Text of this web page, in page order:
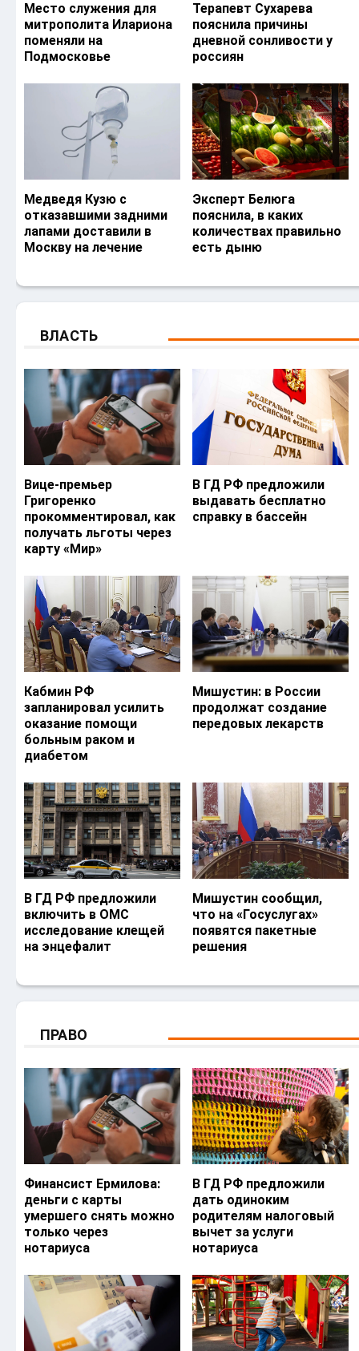
Место служения для
митрополита Илариона
поменяли на
Подмосковье
Терапевт Сухарева
пояснила причины
дневной сонливости у
россиян
Медведя Кузю с
отказавшими задними
лапами доставили в
Москву на лечение
Эксперт Белюга
пояснила, в каких
количествах правильно
есть дыню
ВЛАСТЬ
Вице-премьер
Григоренко
прокомментировал, как
получать льготы через
карту «Мир»
В ГД РФ предложили
выдавать бесплатно
справку в бассейн
Кабмин РФ
запланировал усилить
оказание помощи
больным раком и
диабетом
Мишустин: в России
продолжат создание
передовых лекарств
В ГД РФ предложили
включить в ОМС
исследование клещей
на энцефалит
Мишустин сообщил,
что на «Госуслугах»
появятся пакетные
решения
ПРАВО
Финансист Ермилова:
деньги с карты
умершего снять можно
только через
нотариуса
В ГД РФ предложили
дать одиноким
родителям налоговый
вычет за услуги
нотариуса